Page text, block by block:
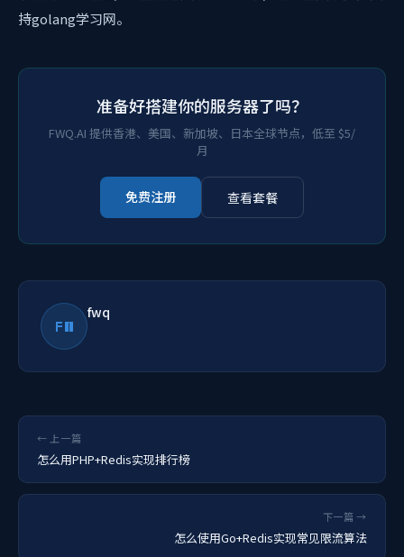
持golang学习网。
准备好搭建你的服务器了吗？
FWQ.AI 提供香港、美国、新加坡、日本全球节点，低至 $5/
月
免费注册 查看套餐
FW
fwq
← 上一篇
怎么用PHP+Redis实现排行榜
下一篇 →
怎么使用Go+Redis实现常见限流算法